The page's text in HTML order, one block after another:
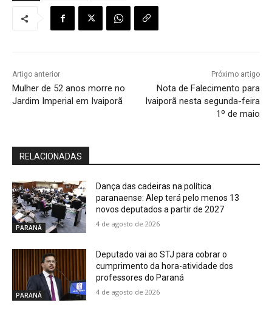
Artigo anterior
Mulher de 52 anos morre no
Jardim Imperial em Ivaiporã
Próximo artigo
Nota de Falecimento para
Ivaiporã nesta segunda-feira
1º de maio
RELACIONADAS
PARANÁ
Dança das cadeiras na política
paranaense: Alep terá pelo menos 13
novos deputados a partir de 2027
4 de agosto de 2026
PARANÁ
Deputado vai ao STJ para cobrar o
cumprimento da hora-atividade dos
professores do Paraná
4 de agosto de 2026